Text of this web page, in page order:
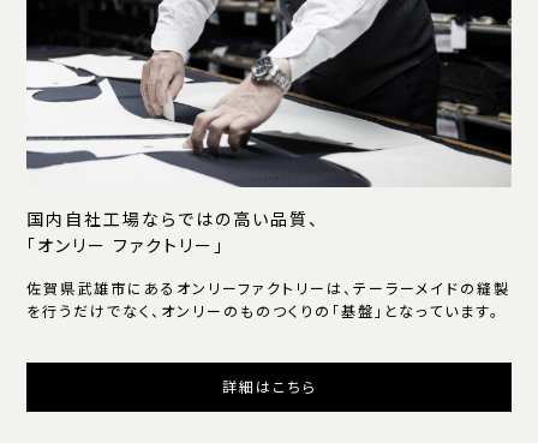
国内自社工場ならではの高い品質、
「オンリー ファクトリー」
佐賀県武雄市にあるオンリーファクトリーは、テーラーメイドの縫製
を行うだけでなく、オンリーのものつくりの「基盤」となっています。
詳細はこちら